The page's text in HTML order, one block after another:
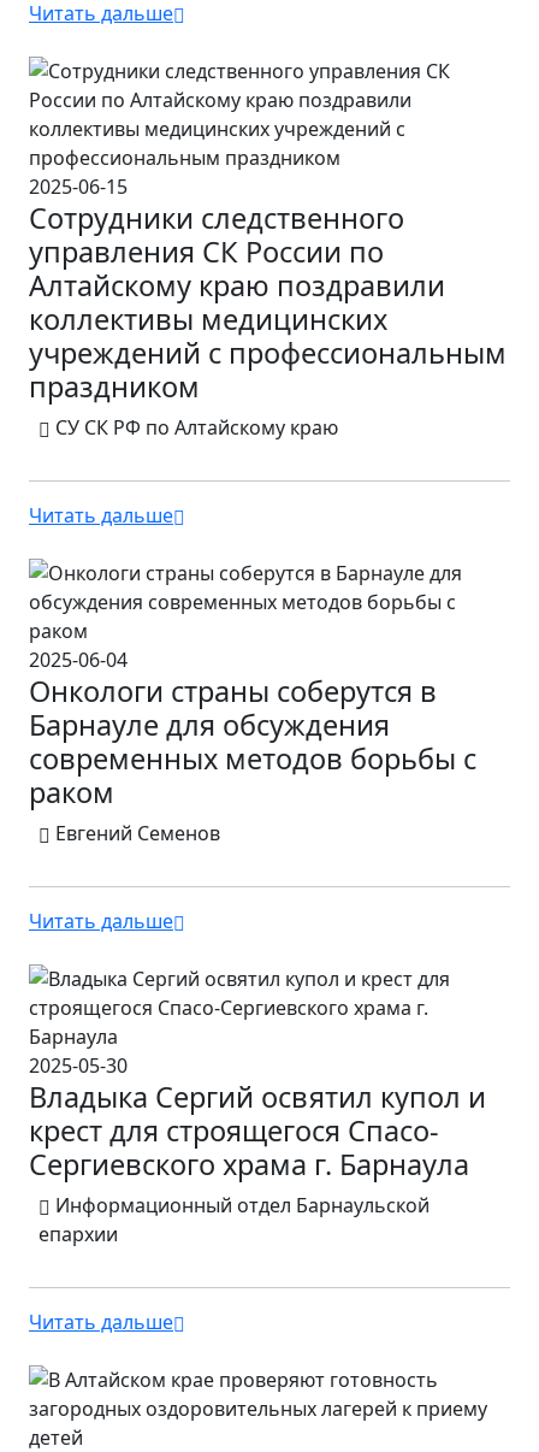
Читать дальше
2025-06-15
Сотрудники следственного
управления СК России по
Алтайскому краю поздравили
коллективы медицинских
учреждений с профессиональным
праздником
СУ СК РФ по Алтайскому краю
Читать дальше
2025-06-04
Онкологи страны соберутся в
Барнауле для обсуждения
современных методов борьбы с
раком
Евгений Семенов
Читать дальше
2025-05-30
Владыка Сергий освятил купол и
крест для строящегося Спасо-
Сергиевского храма г. Барнаула
Информационный отдел Барнаульской
епархии
Читать дальше